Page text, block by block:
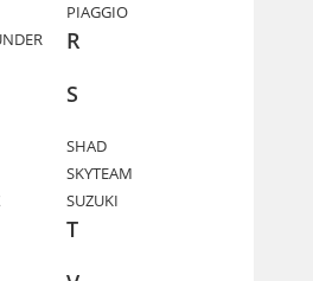
PIAGGIO
R
S
SHAD
SKYTEAM
SUZUKI
T